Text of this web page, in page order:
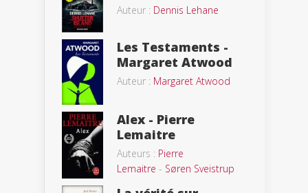
Auteur : Dennis Lehane
Les Testaments -
Margaret Atwood
Auteur : Margaret Atwood
Alex - Pierre
Lemaitre
Auteurs : Pierre
Lemaitre - Søren Sveistrup